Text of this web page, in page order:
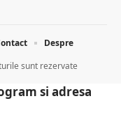
sunt rezervate
Despre
si adresa